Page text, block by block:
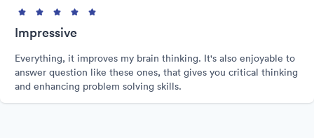
Impressive
Everything, it improves my brain thinking. It's also enjoyable to
answer question like these ones, that gives you critical thinking
and enhancing problem solving skills.